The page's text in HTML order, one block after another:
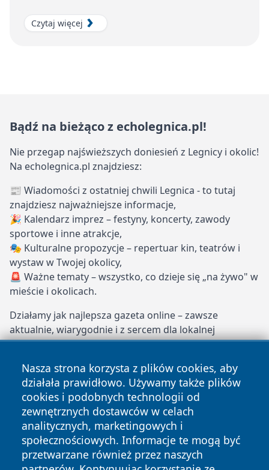
Czytaj więcej
Nasza strona korzysta z plików cookies, aby
działała prawidłowo. Używamy także plików
cookies i podobnych technologii od
zewnętrznych dostawców w celach
analitycznych, marketingowych i
społecznościowych. Informacje te mogą być
przetwarzane również przez naszych
Bądź na bieżąco z echolegnica.pl!
Nie przegap najświeższych doniesień z Legnicy i okolic!
Na echolegnica.pl znajdziesz:
📰 Wiadomości z ostatniej chwili Legnica - to tutaj
znajdziesz najważniejsze informacje,
🎉 Kalendarz imprez – festyny, koncerty, zawody
sportowe i inne atrakcje,
🎭 Kulturalne propozycje – repertuar kin, teatrów i
wystaw w Twojej okolicy,
🚨 Ważne tematy – wszystko, co dzieje się „na żywo" w
mieście i okolicach.
Działamy jak najlepsza gazeta online – zawsze
aktualnie, wiarygodnie i z sercem dla lokalnej
społeczności. Dołącz do naszych stałych czytelników i
echolegnica.pl – Twoje miejskie oko i ucho!
Copyright © 2026 echolegnica.pl Wszystkie prawa
zastrzeżone.
News Autorzy
Polityka
Polityka